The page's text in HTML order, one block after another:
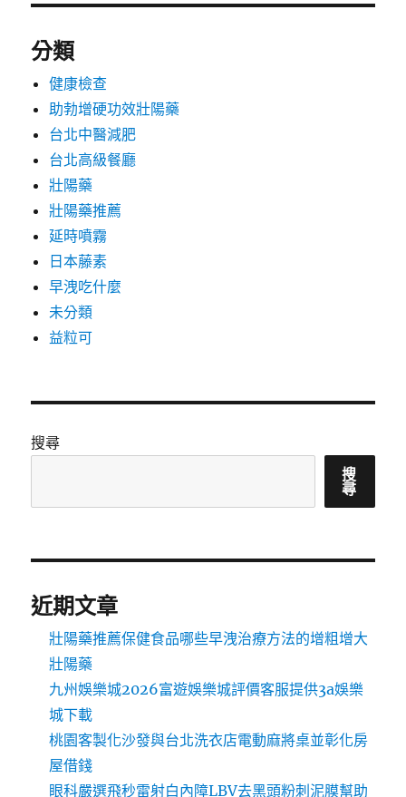
分類
健康檢查
助勃增硬功效壯陽藥
台北中醫減肥
台北高級餐廳
壯陽藥
壯陽藥推薦
延時噴霧
日本藤素
早洩吃什麼
未分類
益粒可
搜尋
搜
尋
近期文章
壯陽藥推薦保健食品哪些早洩治療方法的增粗增大
壯陽藥
九州娛樂城2026富遊娛樂城評價客服提供3a娛樂
城下載
桃園客製化沙發與台北洗衣店電動麻將桌並彰化房
屋借錢
眼科嚴選飛秒雷射白內障LBV去黑頭粉刺泥膜幫助